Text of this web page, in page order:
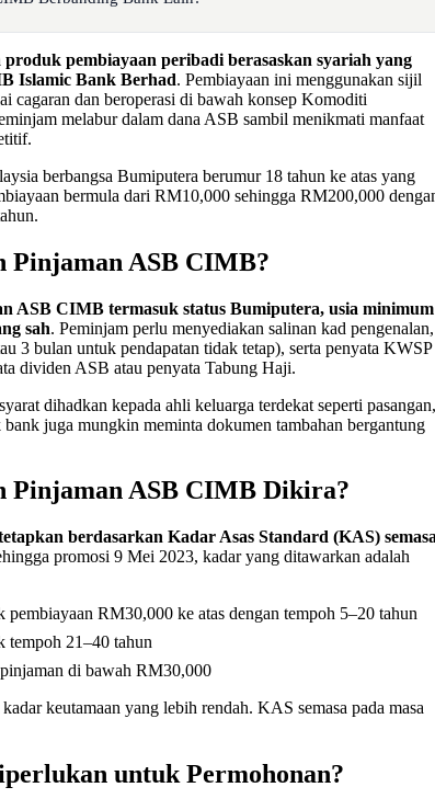
pembiayaan peribadi berasaskan syariah yang
Islamic Bank Berhad. Pembiayaan ini menggunakan sijil
cagaran dan beroperasi di bawah konsep Komoditi
melabur dalam dana ASB sambil menikmati manfaat
berbangsa Bumiputera berumur 18 tahun ke atas yang
bermula dari RM10,000 sehingga RM200,000
Pinjaman ASB CIMB?
ASB CIMB termasuk status Bumiputera, usia minimum
sah. Peminjam perlu menyediakan salinan kad pengenalan,
3 bulan untuk pendapatan tidak tetap), serta penyata KWSP
dividen ASB atau penyata Tabung Haji.
dihadkan kepada ahli keluarga terdekat seperti pasangan,
juga mungkin meminta dokumen tambahan bergantung
Pinjaman ASB CIMB Dikira?
berdasarkan Kadar Asas Standard (KAS) semasa
promosi 9 Mei 2023, kadar yang ditawarkan adalah
RM30,000 ke atas dengan tempoh 5–20 tahun
21–40 tahun
di bawah RM30,000
keutamaan yang lebih rendah. KAS semasa pada masa
untuk Permohonan?